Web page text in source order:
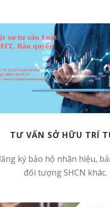
TƯ VẤN SỞ HỮU TRÍ
ký bảo hộ nhãn hiệu,
đối tượng SHCN khác.